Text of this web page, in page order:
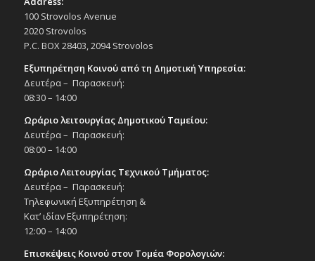
100 Strovolos Avenue
2020 Strovolos
P.C. BOX 28403, 2094 Strovolos
Εξυπηρέτηση Κοινού από τη Δημοτική Υπηρεσία:
Δευτέρα – Παρασκευή:
08:30 – 14:00
Ωράριο λειτουργίας Δημοτικού Ταμείου:
Δευτέρα – Παρασκευή:
08:00 – 14:00
Ωράριο Λειτουργίας Τεχνικού Τμήματος:
Δευτέρα – Παρασκευή:
Τηλεφωνική Εξυπηρέτηση &
Κατ’ ιδίαν Εξυπηρέτηση:
12:00 – 14:00
Επισκέψεις Κοινού στον Τομέα Φορολογιών: